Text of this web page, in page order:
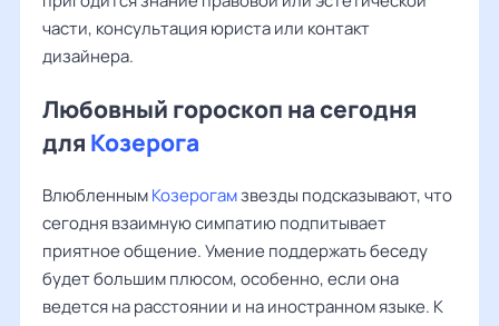
части, консультация юриста или контакт
дизайнера.
Любовный гороскоп на сегодня
для Козерога
ВлюбленнымКозерогамзвезды подсказывают, что
сегодня взаимную симпатию подпитывает
приятное общение. Умение поддержать беседу
будет большим плюсом, особенно, если она
ведется на расстоянии и на иностранном языке. К